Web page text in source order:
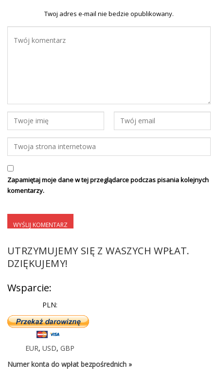
Twoj adres e-mail nie bedzie opublikowany.
Zapamiętaj moje dane w tej przeglądarce podczas pisania kolejnych
komentarzy.
UTRZYMUJEMY SIĘ Z WASZYCH WPŁAT.
DZIĘKUJEMY!
Wsparcie:
PLN:
EUR, USD, GBP
Numer konta do wpłat bezpośrednich »